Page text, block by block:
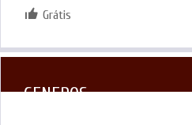
Grátis
GENEROS